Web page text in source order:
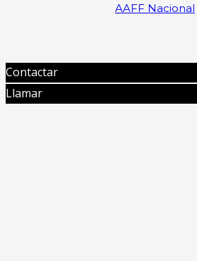
AAFF Nacional
Contactar
Llamar